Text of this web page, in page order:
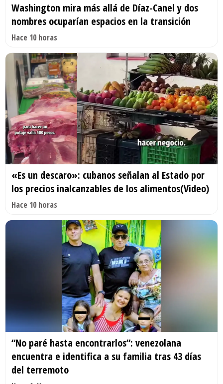
Washington mira más allá de Díaz-Canel y dos
nombres ocuparían espacios en la transición
Hace 10 horas
«Es un descaro»: cubanos señalan al Estado por
los precios inalcanzables de los alimentos(Video)
Hace 10 horas
“No paré hasta encontrarlos”: venezolana
encuentra e identifica a su familia tras 43 días
del terremoto